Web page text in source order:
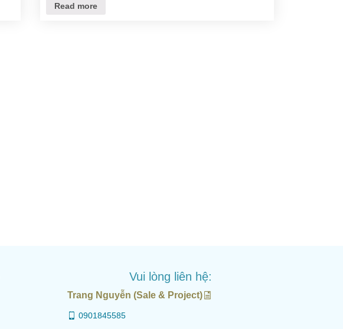
Read more
Vui lòng liên hệ:
Trang Nguyễn (Sale & Project)
0901845585